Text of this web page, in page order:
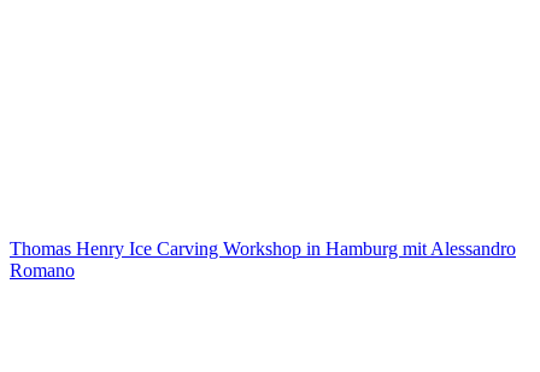
Thomas Henry Ice Carving Workshop in Hamburg mit Alessandro
Romano